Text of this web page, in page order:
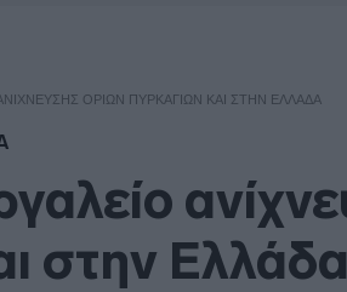
ΟΡΊΩΝ ΠΥΡΚΑΓΙΏΝ ΚΑΙ ΣΤΗΝ ΕΛΛΆΔΑ
στην Ελλάδα